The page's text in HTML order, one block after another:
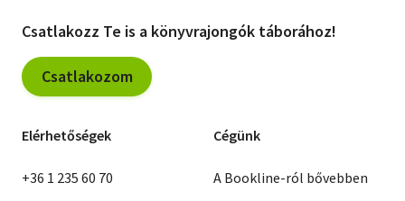
Csatlakozz Te is a könyvrajongók táborához!
Csatlakozom
Elérhetőségek
+36 1 235 60 70
Cégünk
A Bookline-ról bővebben